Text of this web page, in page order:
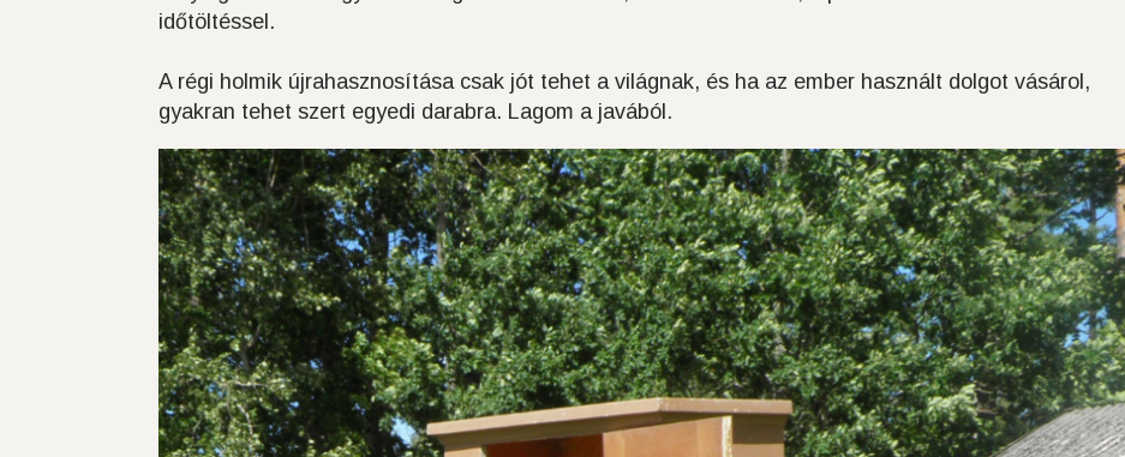
időtöltéssel.
A régi holmik újrahasznosítása csak jót tehet a világnak, és ha az ember használt dolgot vásárol,
gyakran tehet szert egyedi darabra. Lagom a javából.